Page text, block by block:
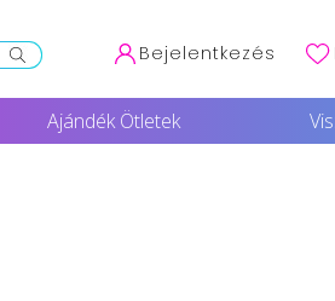
Bejelentkezés
Ajándék Ötletek